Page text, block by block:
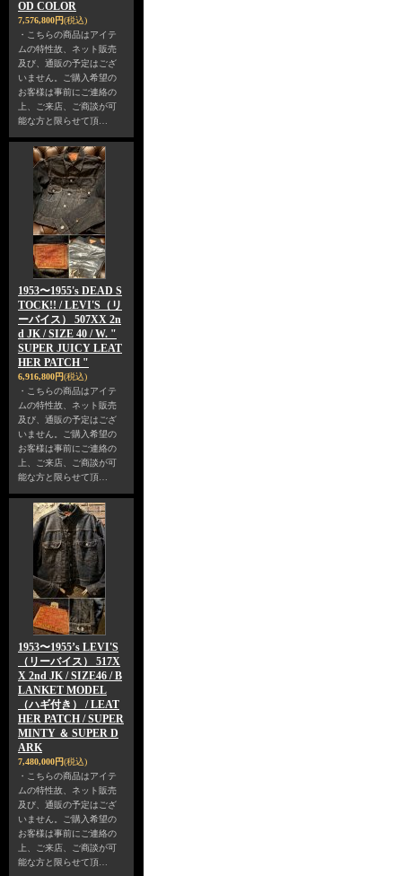
OD COLOR
7,576,800円(税込)
・こちらの商品はアイテ
ムの特性故、ネット販売
及び、通販の予定はござ
いません。ご購入希望の
お客様は事前にご連絡の
上、ご来店、ご商談が可
能な方と限らせて頂…
1953〜1955's DEAD S
TOCK!! / LEVI'S（リ
ーバイス） 507XX 2n
d JK / SIZE 40 / W. "
SUPER JUICY LEAT
HER PATCH "
6,916,800円(税込)
・こちらの商品はアイテ
ムの特性故、ネット販売
及び、通販の予定はござ
いません。ご購入希望の
お客様は事前にご連絡の
上、ご来店、ご商談が可
能な方と限らせて頂…
1953〜1955’s LEVI'S
（リーバイス） 517X
X 2nd JK / SIZE46 / B
LANKET MODEL
（ハギ付き） / LEAT
HER PATCH / SUPER
MINTY ＆ SUPER D
ARK
7,480,000円(税込)
・こちらの商品はアイテ
ムの特性故、ネット販売
及び、通販の予定はござ
いません。ご購入希望の
お客様は事前にご連絡の
上、ご来店、ご商談が可
能な方と限らせて頂…